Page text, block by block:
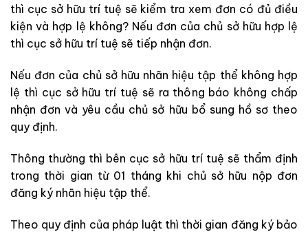
thì cục sở hữu trí tuệ sẽ kiểm tra xem đơn có đủ điều
kiện và hợp lệ không? Nếu đơn của chủ sở hữu hợp lệ
thì cục sở hữu trí tuệ sẽ tiếp nhận đơn.
Nếu đơn của chủ sở hữu nhãn hiệu tập thể không hợp
lệ thì cục sở hữu trí tuệ sẽ ra thông báo không chấp
nhận đơn và yêu cầu chủ sở hữu bổ sung hồ sơ theo
quy định.
Thông thường thì bên cục sở hữu trí tuệ sẽ thẩm định
trong thời gian từ 01 tháng khi chủ sở hữu nộp đơn
đăng ký nhãn hiệu tập thể.
Theo quy định của pháp luật thì thời gian đăng ký bảo